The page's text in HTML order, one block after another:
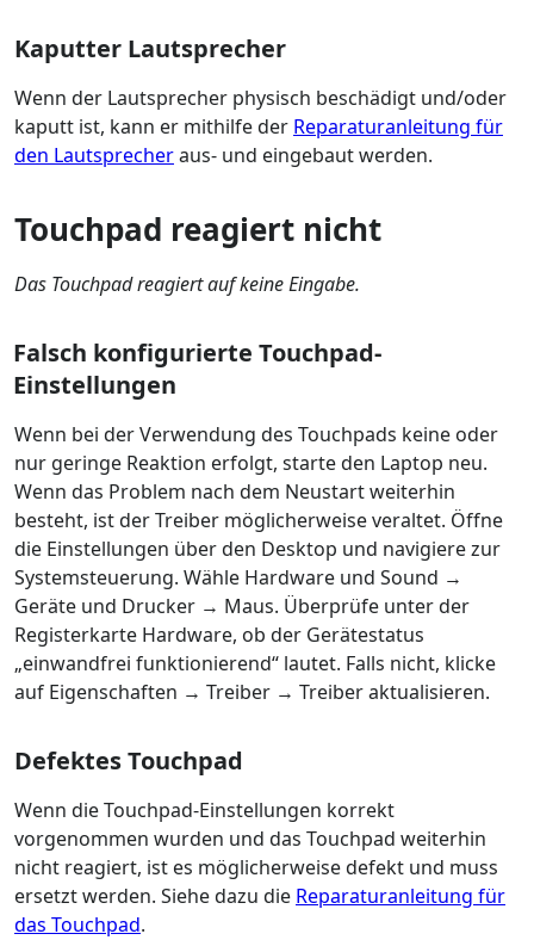
Kaputter Lautsprecher
Wenn der Lautsprecher physisch beschädigt und/oder
kaputt ist, kann er mithilfe der Reparaturanleitung für
den Lautsprecheraus- und eingebaut werden.
Touchpad reagiert nicht
Das Touchpad reagiert auf keine Eingabe.
Falsch konfigurierte Touchpad-
Einstellungen
Wenn bei der Verwendung des Touchpads keine oder
nur geringe Reaktion erfolgt, starte den Laptop neu.
Wenn das Problem nach dem Neustart weiterhin
besteht, ist der Treiber möglicherweise veraltet. Öffne
die Einstellungen über den Desktop und navigiere zur
Systemsteuerung. Wähle Hardware und Sound →
Geräte und Drucker → Maus. Überprüfe unter der
Registerkarte Hardware, ob der Gerätestatus
„einwandfrei funktionierend“ lautet. Falls nicht, klicke
auf Eigenschaften → Treiber → Treiber aktualisieren.
Defektes Touchpad
Wenn die Touchpad-Einstellungen korrekt
vorgenommen wurden und das Touchpad weiterhin
nicht reagiert, ist es möglicherweise defekt und muss
ersetzt werden. Siehe dazu die Reparaturanleitung für
das Touchpad.